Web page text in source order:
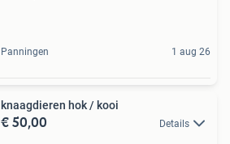
Panningen 1 aug 26
knaagdieren hok / kooi
€ 50,00 Details